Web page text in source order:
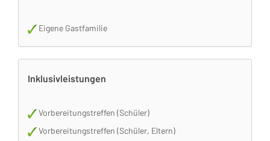
Eigene Gastfamilie
Inklusivleistungen
Vorbereitungstreffen (Schüler)
Vorbereitungstreffen (Schüler, Eltern)